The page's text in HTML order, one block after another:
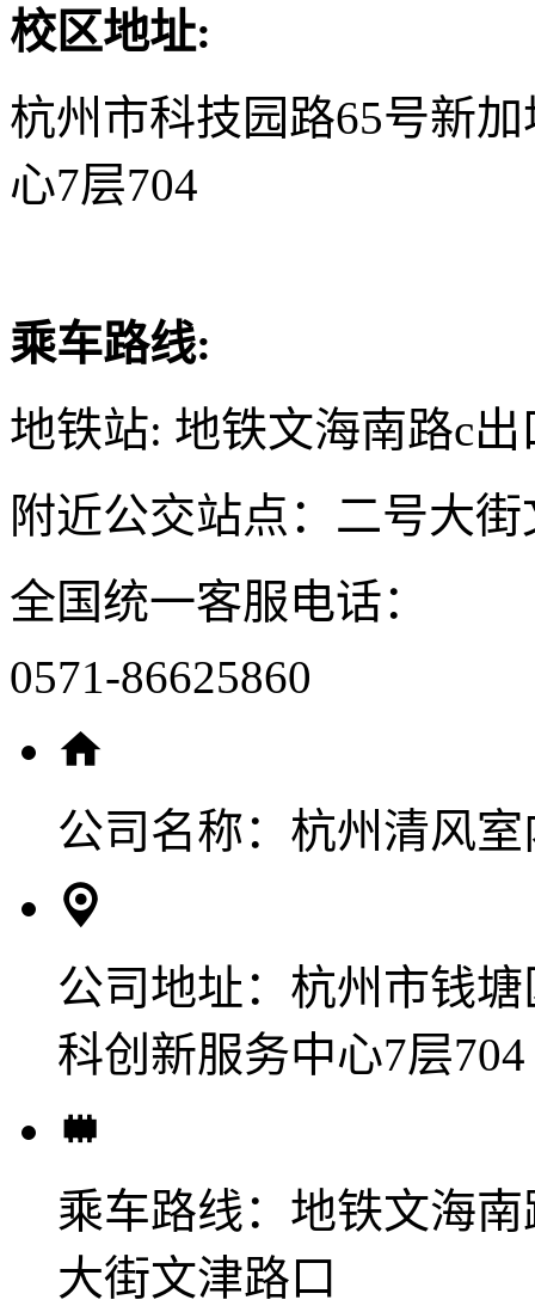
校区地址:
杭州市科技园路65号新
心7层704
乘车路线:
地铁站: 地铁文海南路c出
附近公交站点：二号大
全国统一客服电话：
0571-86625860
公司名称： 杭州清风
公司地址： 杭州市钱
科创新服务中心7层704
乘车路线： 地铁文海
大街文津路口